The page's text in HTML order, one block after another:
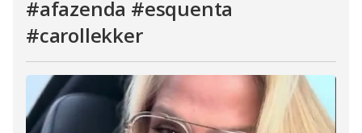
#afazenda #esquenta
#carollekker